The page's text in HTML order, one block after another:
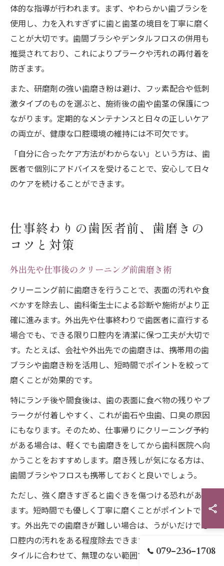
体的な指導が行われます。まず、やわらかい歯ブラシを
使用し、力を入れすぎずに歯と歯茎の境目を丁寧に磨く
ことが大切です。歯間ブラシやデンタルフロスの併用も
推奨されており、これによりプラークや汚れの再付着を
防ぎます。
また、研磨剤の強い歯磨き粉は避け、フッ素配合や低刺
激タイプのものを選ぶと、施術後の歯や歯茎の保護につ
ながります。定期的なメンテナンスと日々の正しいケア
の両立が、健康な口腔環境の維持には不可欠です。
「自分に合ったケア方法がわからない」という方は、歯
医者で個別にアドバイスを受けることで、安心して日々
のケアを続けることができます。
仕事終わりの歯医者前、歯磨きの
コツと対策
外出先や仕事後のクリーニング前歯磨き術
クリーニング前に歯磨きを行うことで、表面の汚れや食
べかすを除去し、歯科衛生士による診断や施術がより正
確に進みます。外出先や仕事終わりで歯医者に直行する
場合でも、できる限り口腔内を清潔に保つ工夫が大切で
す。たとえば、会社や外出先での歯磨きは、携帯用の歯
ブラシや歯磨き粉を活用し、短時間でポイントを絞って
磨くことが効果的です。
特にランチ後や間食後は、歯の表面に食べ物の残りやプ
ラークが付着しやすく、これが歯石や虫歯、口臭の原因
にもなります。そのため、仕事帰りにクリーニング予約
がある場合は、軽くでも歯磨きをしてから歯科医院へ向
かうことをおすすめします。磨き残しが気になる方は、
歯間ブラシやフロスも携帯しておくと良いでしょう。
ただし、強く磨きすぎると歯ぐきを傷つける恐れがあり
ます。短時間でも優しく丁寧に磨くことがポイントで
す。外出先での歯磨きが難しい場合は、うがいだけでも
口腔内の汚れをある程度除去できます。自分のライフス
タイルに合わせて、無理のない範囲でケアを習慣化しま
079-236-1708